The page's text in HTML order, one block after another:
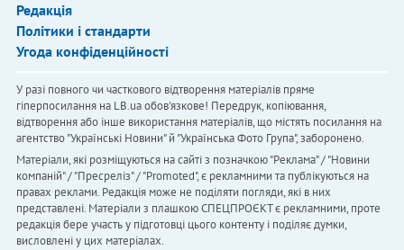
Редакція
Політики і стандарти
Угода конфіденційності
У разі повного чи часткового відтворення матеріалів пряме
гіперпосилання на LB.ua обов'язкове! Передрук, копіювання,
відтворення або інше використання матеріалів, що містять посилання на
агентство "Українськi Новини" й "Українська Фото Група", заборонено.
Матеріали, які розміщуються на сайті з позначкою "Реклама" / "Новини
компаній" / "Пресреліз" / "Promoted", є рекламними та публікуються на
правах реклами. Редакція може не поділяти погляди, які в них
представлені. Матеріали з плашкою СПЕЦПРОЄКТ є рекламними, проте
редакція бере участь у підготовці цього контенту і поділяє думки,
висловлені у цих матеріалах.